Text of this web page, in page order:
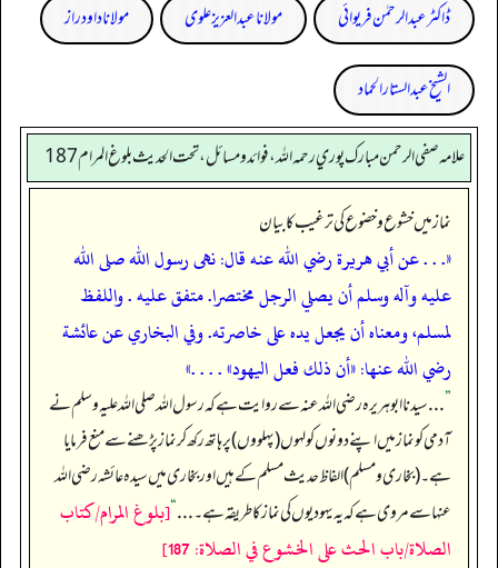
ڈاکٹر عبدالرحمٰن فریوائی مولانا عبد العزیز علوی مولانا داود راز
الشیخ عبدالستار الحماد
علامه صفي الرحمن مبارك پوري رحمه الله، فوائد و مسائل، تحت الحديث بلوغ المرام 187
نماز میں خشوع و خضوع کی ترغیب کا بیان
«. . . عن أبي هريرة رضي الله عنه قال: نهى رسول الله صلى الله
عليه وآله وسلم أن يصلي الرجل مختصرا. متفق عليه . واللفظ
لمسلم،‏‏‏‏ ومعناه أن يجعل يده على خاصرته. وفي البخاري عن عائشة
رضي الله عنها:«‏‏‏‏أن ذلك فعل اليهود».‏‏‏‏ . . .»
”
. . .سیدنا ابوہریرہ رضی اللہ عنہ سے روایت ہے کہرسول اللہ صلی اللہ علیہ وسلم نے
آدمی کو نماز میں اپنے دونوں کولہوں (پہلووں) پر ہاتھ رکھ کر نماز پڑھنے سے منع فرمایا
ہے۔ (بخاری و مسلم) الفاظ حدیث مسلم کے ہیں اور بخاری میں سیدہ عائشہ رضی اللہ
عنہا سے مروی ہے کہ یہ یہودیوں کی نماز کا طریقہ ہے۔ . . .“[بلوغ المرام/كتاب
الصلاة/باب الحث على الخشوع في الصلاة: 187]